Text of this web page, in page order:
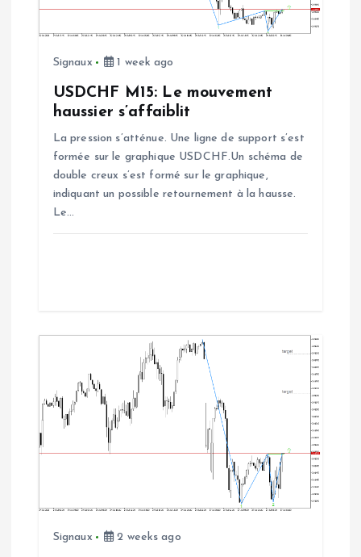
e
Signaux 1 week ago
USDCHF M15: Le mouvement
haussier s’affaiblit
La pression s’atténue. Une ligne de support s’est
formée sur le graphique USDCHF.Un schéma de
double creux s’est formé sur le graphique,
indiquant un possible retournement à la hausse.
Le…
Signaux 2 weeks ago